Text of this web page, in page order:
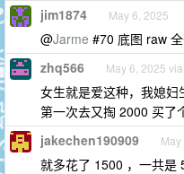
jim1874 May 6, 2025
@Jarme #70 底图 raw
zhq566 May 6, 2025
女生就是爱这种，我媳妇
第一次去又掏 2000 买了
jakechen190909
就多花了 1500 ，一共是